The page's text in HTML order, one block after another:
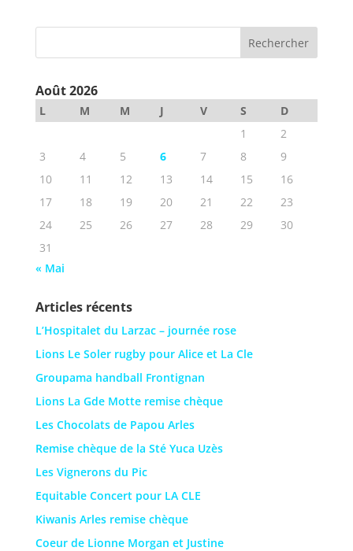
Août 2026
L M M J V S
D
1
2
3
4 5 6 7 8
9
10
11 12 13 14 15
16
17
18 19 20 21 22
23
24
25 26 27 28 29
30
31
« Mai
Articles récents
L’Hospitalet du Larzac – journée rose
Lions Le Soler rugby pour Alice et La Cle
Groupama handball Frontignan
Lions La Gde Motte remise chèque
Les Chocolats de Papou Arles
Remise chèque de la Sté Yuca Uzès
Les Vignerons du Pic
Equitable Concert pour LA CLE
Kiwanis Arles remise chèque
Coeur de Lionne Morgan et Justine